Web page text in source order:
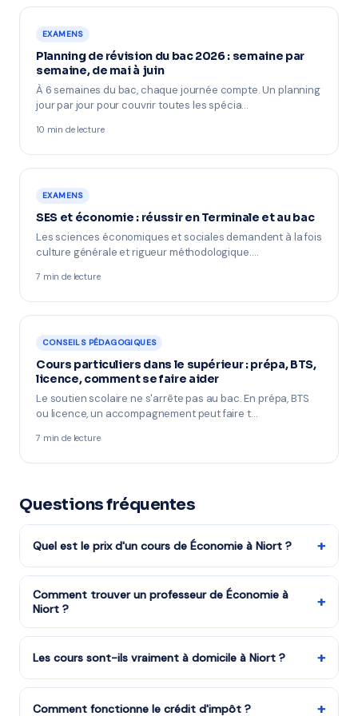
EXAMENS
Planning de révision du bac 2026 : semaine par
semaine, de mai à juin
À 6 semaines du bac, chaque journée compte. Un planning
jour par jour pour couvrir toutes les spécia…
10 min de lecture
EXAMENS
SES et économie : réussir en Terminale et au bac
Les sciences économiques et sociales demandent à la fois
culture générale et rigueur méthodologique.…
7 min de lecture
CONSEILS PÉDAGOGIQUES
Cours particuliers dans le supérieur : prépa, BTS,
licence, comment se faire aider
Le soutien scolaire ne s'arrête pas au bac. En prépa, BTS
ou licence, un accompagnement peut faire t…
7 min de lecture
Questions fréquentes
Quel est le prix d'un cours de Économie à Niort ? +
Les tarifs dépendent de la matière, du niveau et de la
formule choisie. Notre organisme partenaire est agréé
services à la personne : vous bénéficiez du crédit
d'impôt de 50%. Remplissez le formulaire pour recevoir
Comment trouver un professeur de Économie à
Niort ?
+
Remplissez notre formulaire en 2 minutes. Notre équipe
vous met en relation avec notre organisme partenaire
d'une heure. Service gratuit et sans engagement.
Les cours sont-ils vraiment à domicile à Niort ? +
Oui, tous les cours sont dispensés à votre domicile à
Niort et dans le 79. Le professeur se déplace chez vous
Comment fonctionne le crédit d'impôt ? +